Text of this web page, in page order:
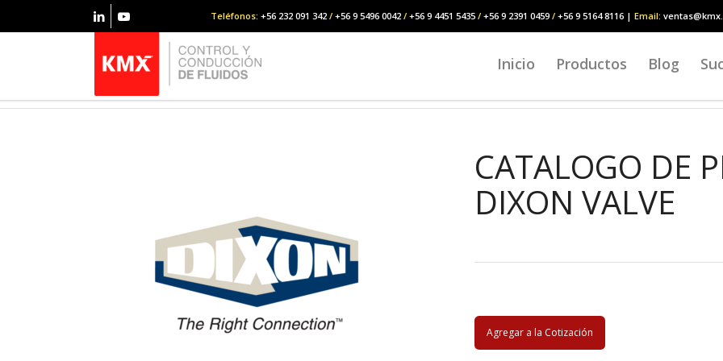
Teléfonos: +56 232 091 342 / +56 9 5496 0042 / +56 9 4451 5435 / +56 9 2391 0459 / +56 9 5164 8116 | Email:
Inicio Productos Blog
CATALOGO DE
DIXON VALVE
Agregar a la Cotización